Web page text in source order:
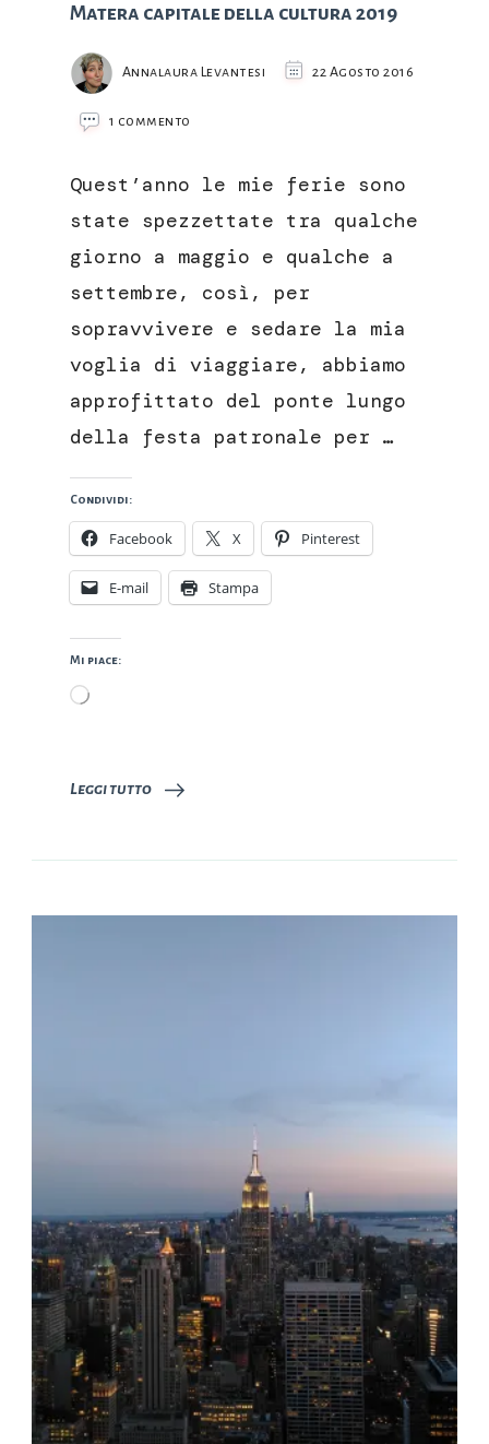
Matera capitale della cultura 2019
Annalaura Levantesi 22 Agosto 2016
1 commento
della
cultura
Quest’anno le mie ferie sono
state spezzettate tra qualche
giorno a maggio e qualche a
settembre, così, per
sopravvivere e sedare la mia
voglia di viaggiare, abbiamo
approfittato del ponte lungo
della festa patronale per …
Condividi:
Facebook X Pinterest
E-mail Stampa
Mi piace:
Caricamento
Leggi tutto